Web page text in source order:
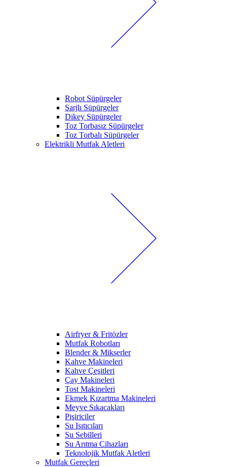
Robot Süpürgeler
Şarjlı Süpürgeler
Dikey Süpürgeler
Toz Torbasız Süpürgeler
Toz Torbalı Süpürgeler
Elektrikli Mutfak Aletleri
Airfryer & Fritözler
Mutfak Robotları
Blender & Mikserler
Kahve Makineleri
Kahve Çeşitleri
Çay Makineleri
Tost Makineleri
Ekmek Kızartma Makineleri
Meyve Sıkacakları
Pişiriciler
Su Isıtıcıları
Su Sebilleri
Su Arıtma Cihazları
Teknolojik Mutfak Aletleri
Mutfak Gereçleri